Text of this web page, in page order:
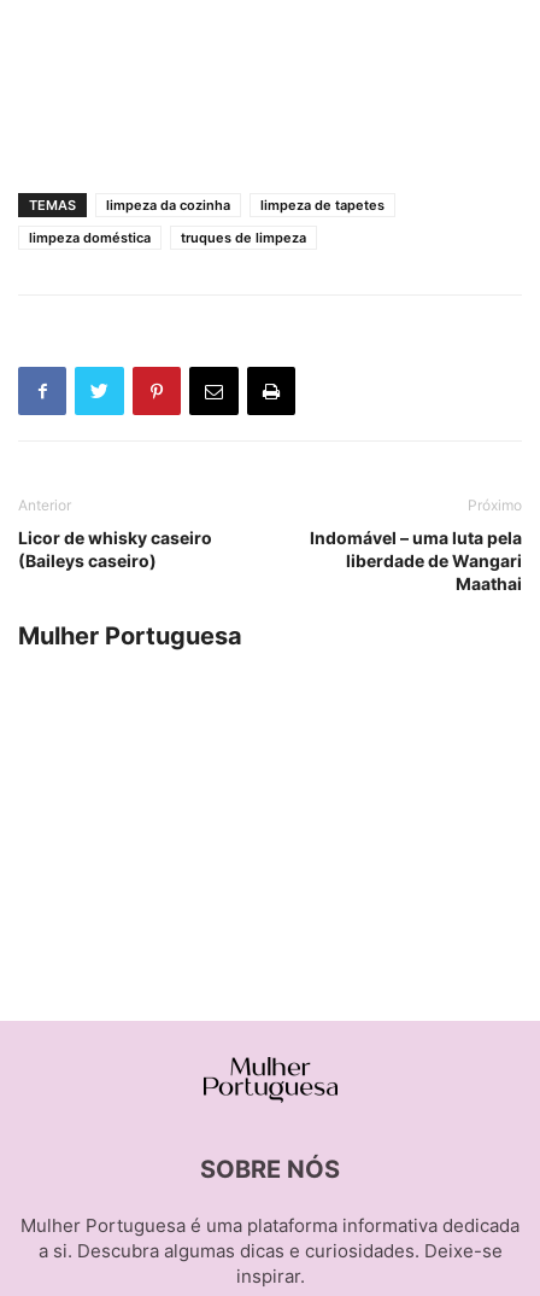
TEMAS limpeza da cozinha
limpeza de tapetes
limpeza doméstica
truques de limpeza
Anterior
Licor de whisky caseiro
(Baileys caseiro)
Próximo
Indomável – uma luta pela
liberdade de Wangari
Maathai
Mulher Portuguesa
SOBRE NÓS
Mulher Portuguesa é uma plataforma informativa dedicada
a si. Descubra algumas dicas e curiosidades. Deixe-se
inspirar.